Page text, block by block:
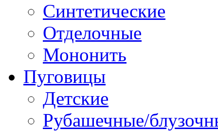
Синтетические
Отделочные
Мононить
Пуговицы
Детские
Рубашечные/